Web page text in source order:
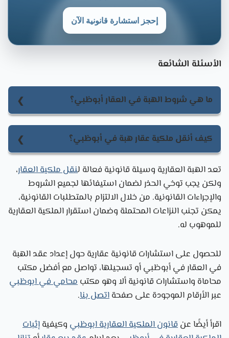
إحجز استشارة قانونية الآن
الأسئلة الشائعة
ما هي شروط الهبة في العقار أبوظبي؟
شروط الهبة في العقار أبوظبي هي أن يكون العقد
مكتوبًا، مع قبول الموهوب له. يجب أن يكون العقار
مملوكًا للواهب بالكامل، وأن يكون الهبة دون مقابل
البلديات والنقل.
كيف أنقل ملكية عقار هبة في أبوظبي؟
لنقل ملكية عقار هبة في أبوظبي، يجب توثيق العقد
لدى دائرة البلديات والنقل، ودفع رسوم التسجيل، ثم
تحديث السجلات العقارية، وتقديم المستندات المطلوبة
مثل الهوية الإماراتية والتصاريح اللازمة.
تعد الهبة العقارية وسيلة قانونية فعالة لنقل ملكية العقار،
ولكن يجب توخي الحذر لضمان استيفائها لجميع الشروط
والإجراءات القانونية. من خلال الالتزام بالمتطلبات القانونية،
يمكن تجنب النزاعات المحتملة وضمان استقرار الملكية العقارية
للموهوب له.
للحصول علىاستشارات قانونية عقاريةحول إعداد عقد الهبة
في العقار في أبوظبي أو تسجيلها، تواصل مع أفضل مكتب
محاماة واستشارات قانونيةألا وهو مكتبمحامي في ابوظبي
عبر الأرقام الموجودة على صفحةاتصل بنا.
اقرأ أيضًا عنقانون الملكية العقارية ابوظبي وكيفيةإثبات